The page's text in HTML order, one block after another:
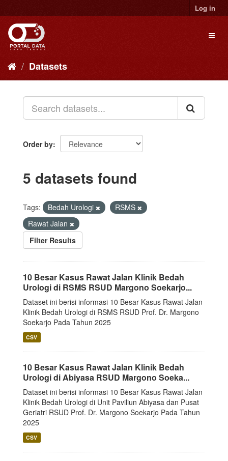
to
content
Log in
Datasets
Order by
5 datasets found
Tags: Bedah Urologi
RSMS
Rawat Jalan
Filter Results
10 Besar Kasus Rawat Jalan Klinik Bedah
Urologi di RSMS RSUD Margono Soekarjo...
Dataset ini berisi informasi 10 Besar Kasus Rawat Jalan
Klinik Bedah Urologi di RSMS RSUD Prof. Dr. Margono
Soekarjo Pada Tahun 2025
CSV
10 Besar Kasus Rawat Jalan Klinik Bedah
Urologi di Abiyasa RSUD Margono Soeka...
Dataset ini berisi informasi 10 Besar Kasus Rawat Jalan
Klinik Bedah Urologi di Unit Paviliun Abiyasa dan Pusat
Geriatri RSUD Prof. Dr. Margono Soekarjo Pada Tahun
2025
CSV